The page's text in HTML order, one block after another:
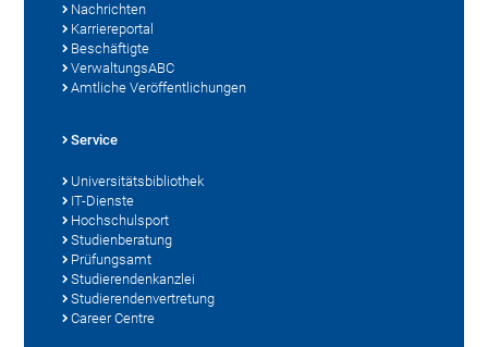
Nachrichten
Karriereportal
Beschäftigte
VerwaltungsABC
Amtliche Veröffentlichungen
Service
Universitätsbibliothek
IT-Dienste
Hochschulsport
Studienberatung
Prüfungsamt
Studierendenkanzlei
Studierendenvertretung
Career Centre